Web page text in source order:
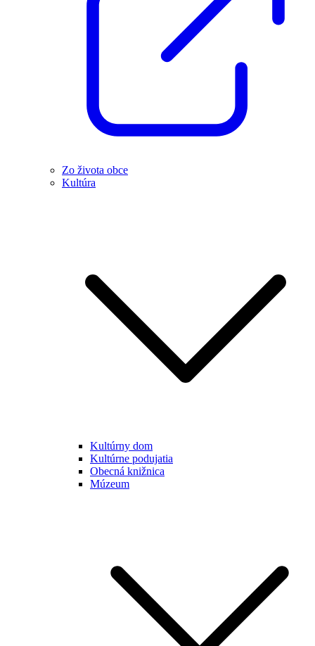
Zo života obce
Kultúra
Kultúrny dom
Kultúrne podujatia
Obecná knižnica
Múzeum